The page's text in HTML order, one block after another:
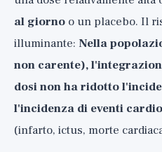
al giorno o un placebo. Il
illuminante: Nella
non carente),
dosi non ha ridotto
l'incidenza di eventi
(infarto, ictus, morte